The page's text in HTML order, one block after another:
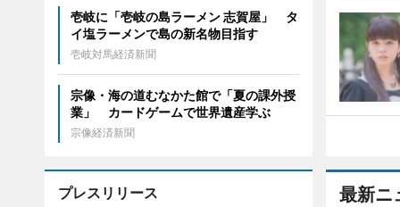
最新ニ
壱岐に「壱岐の島ラーメン 志賀屋」 タ
イ塩ラーメンで島の新名物目指す
壱岐対馬経済新聞
宗像・海の道むなかた館で「夏の課外授
業」 カードゲームで世界遺産学ぶ
宗像経済新聞
プレスリリース